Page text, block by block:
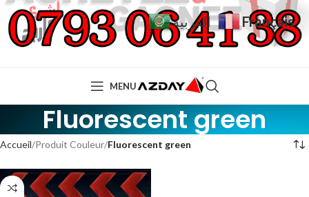
MENU
Fluorescent green
Accueil Produit Couleur Fluorescent green
العربية Français